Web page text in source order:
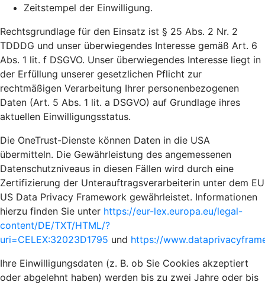
Zeitstempel der Einwilligung.
Rechtsgrundlage für den Einsatz ist § 25 Abs. 2 Nr. 2
TDDDG und unser überwiegendes Interesse gemäß Art. 6
Abs. 1 lit. f DSGVO. Unser überwiegendes Interesse liegt in
der Erfüllung unserer gesetzlichen Pflicht zur
rechtmäßigen Verarbeitung Ihrer personenbezogenen
Daten (Art. 5 Abs. 1 lit. a DSGVO) auf Grundlage ihres
aktuellen Einwilligungsstatus.
Die OneTrust-Dienste können Daten in die USA
übermitteln. Die Gewährleistung des angemessenen
Datenschutzniveaus in diesen Fällen wird durch eine
Zertifizierung der Unterauftragsverarbeiterin unter dem EU
US Data Privacy Framework gewährleistet. Informationen
hierzu finden Sie unter https://eur-lex.europa.eu/legal-
content/DE/TXT/HTML/?
uri=CELEX:32023D1795 und https://
Ihre Einwilligungsdaten (z. B. ob Sie Cookies akzeptiert
oder abgelehnt haben) werden bis zu zwei Jahre oder bis